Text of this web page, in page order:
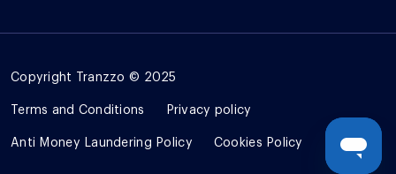
Copyright Tranzzo © 2025
Terms and Сonditions Privacy policy
Anti Money Laundering Policy Cookies Policy